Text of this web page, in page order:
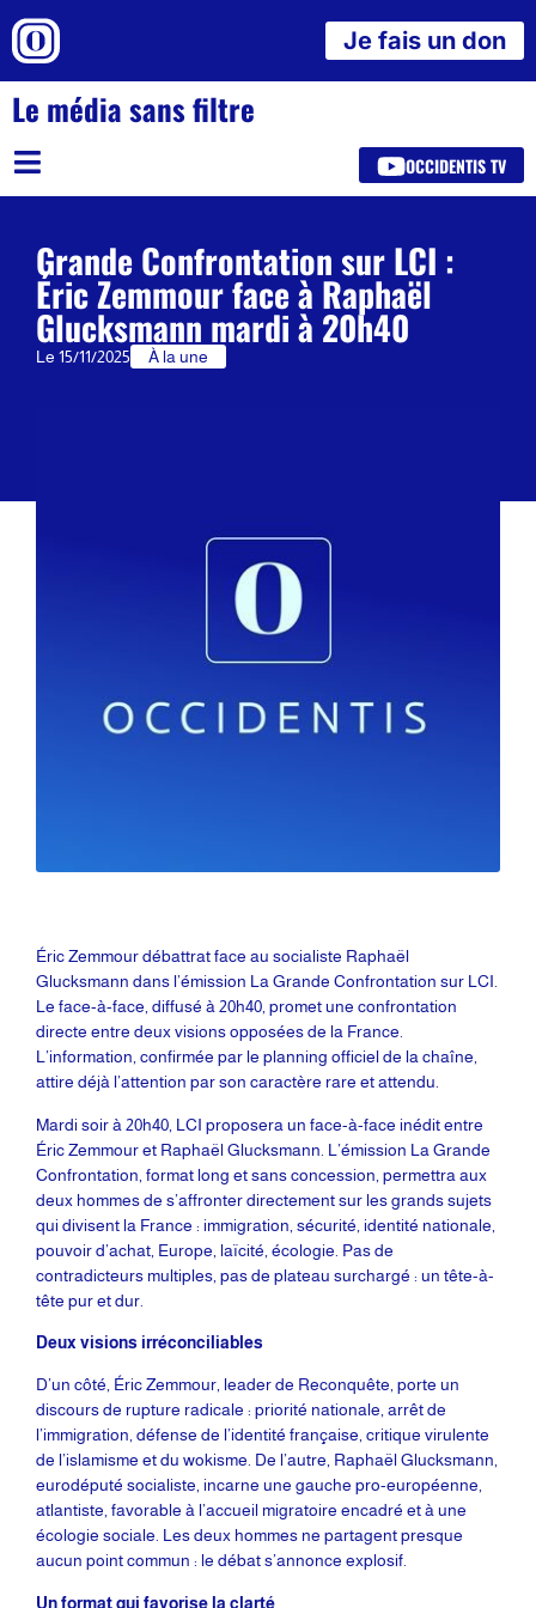
Je fais un don
Le média sans filtre
OCCIDENTIS TV
Grande Confrontation sur LCI :
Éric Zemmour face à Raphaël
Glucksmann mardi à 20h40
Le 15/11/2025 À la une
Éric Zemmour débattrat face au socialiste Raphaël
Glucksmann dans l’émission La Grande Confrontation sur LCI.
Le face-à-face, diffusé à 20h40, promet une confrontation
directe entre deux visions opposées de la France.
L’information, confirmée par le planning officiel de la chaîne,
attire déjà l’attention par son caractère rare et attendu.
Mardi soir à 20h40, LCI proposera un face-à-face inédit entre
Éric Zemmour et Raphaël Glucksmann. L’émission La Grande
Confrontation, format long et sans concession, permettra aux
deux hommes de s’affronter directement sur les grands sujets
qui divisent la France : immigration, sécurité, identité nationale,
pouvoir d’achat, Europe, laïcité, écologie. Pas de
contradicteurs multiples, pas de plateau surchargé : un tête-à-
tête pur et dur.
Deux visions irréconciliables
D’un côté, Éric Zemmour, leader de Reconquête, porte un
discours de rupture radicale : priorité nationale, arrêt de
l’immigration, défense de l’identité française, critique virulente
de l’islamisme et du wokisme. De l’autre, Raphaël Glucksmann,
eurodéputé socialiste, incarne une gauche pro-européenne,
atlantiste, favorable à l’accueil migratoire encadré et à une
écologie sociale. Les deux hommes ne partagent presque
aucun point commun : le débat s’annonce explosif.
Un format qui favorise la clarté